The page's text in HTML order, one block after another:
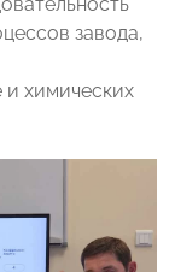
завода,
и химических